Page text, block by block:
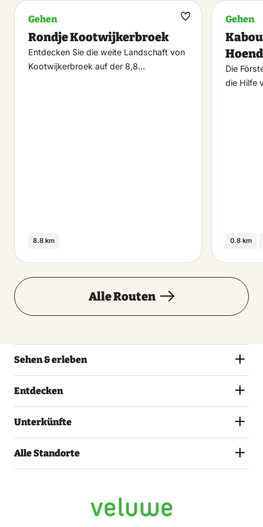
Gehen
Rondje Kootwijkerbroek
Entdecken Sie die weite Landschaft von
Kootwijkerbroek auf der 8,8…
8.8 km
Maak
Gehen
Die
die Hilfe
0.8 km
Alle Routen
Sehen & erleben
Entdecken
Unterkünfte
Alle Standorte